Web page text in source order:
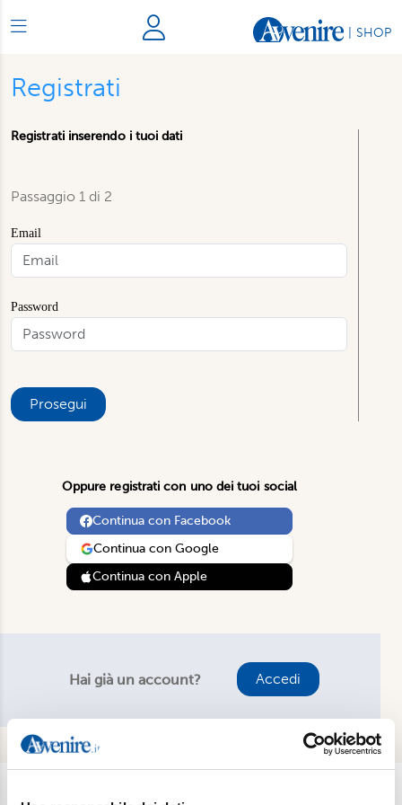
SHOP
Registrati
Registrati inserendo i tuoi dati
Passaggio 1 di 2
Email
Password
Prosegui
Oppure registrati con uno dei tuoi social
Continua con Facebook
Continua con Google
Continua con Apple
Hai già un account? Accedi